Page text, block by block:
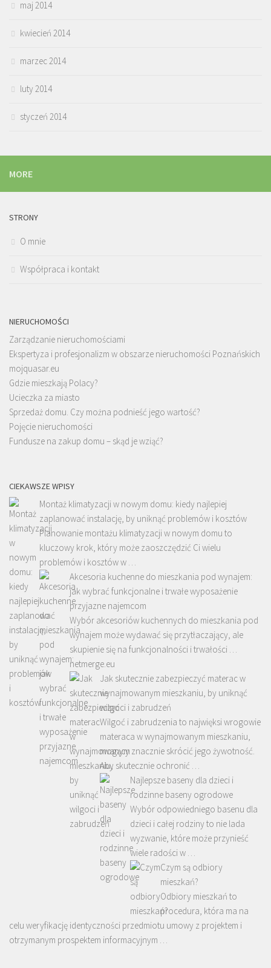
maj 2014
kwiecień 2014
marzec 2014
luty 2014
styczeń 2014
MORE
STRONY
O mnie
Współpraca i kontakt
NIERUCHOMOŚCI
Zarządzanie nieruchomościami
Ekspertyza i profesjonalizm w obszarze nieruchomości Poznańskich
mojquasar.eu
Gdzie mieszkają Polacy?
Ucieczka za miasto
Sprzedaż domu. Czy można podnieść jego wartość?
Pojęcie nieruchomości
Fundusze na zakup domu – skąd je wziąć?
CIEKAWSZE WPISY
Montaż klimatyzacji w nowym domu: kiedy najlepiej
zaplanować instalację, by uniknąć problemów i kosztów
Planowanie montażu klimatyzacji w nowym domu to
kluczowy krok, który może zaoszczędzić Ci wielu
problemów i kosztów w …
Akcesoria kuchenne do mieszkania pod wynajem:
jak wybrać funkcjonalne i trwałe wyposażenie
przyjazne najemcom
Wybór akcesoriów kuchennych do mieszkania pod
wynajem może wydawać się przytłaczający, ale
skupienie się na funkcjonalności i trwałości …
netmerge.eu
Jak skutecznie zabezpieczyć materac w
wynajmowanym mieszkaniu, by uniknąć
wilgoci i zabrudzeń
Wilgoć i zabrudzenia to najwięksi wrogowie
materaca w wynajmowanym mieszkaniu,
mogący znacznie skrócić jego żywotność.
Aby skutecznie ochronić …
Najlepsze baseny dla dzieci i
rodzinne baseny ogrodowe
Wybór odpowiedniego basenu dla
dzieci i całej rodziny to nie lada
wyzwanie, które może przynieść
wiele radości w …
Czym są odbiory
mieszkań?
Odbiory mieszkań to
procedura, która ma na
celu weryfikację identyczności przedmiotu umowy z projektem i
otrzymanym prospektem informacyjnym …